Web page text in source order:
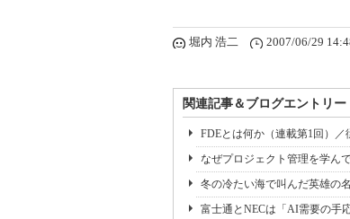
堀内 浩二 2007/06/29
関連記事＆ブログエントリー
FDEとは何か（連載第1回）
なぜプロジェクト管理を学ん
冬の冷たい海で叫んだ英雄の
富士通とNECは「AI需要の手